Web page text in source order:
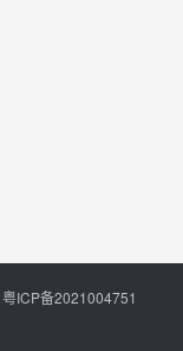
粤ICP备2021004751